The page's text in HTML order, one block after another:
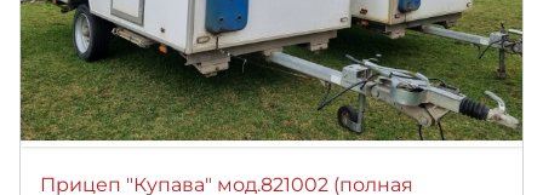
Прицеп "Купава" мод.821002 (полная